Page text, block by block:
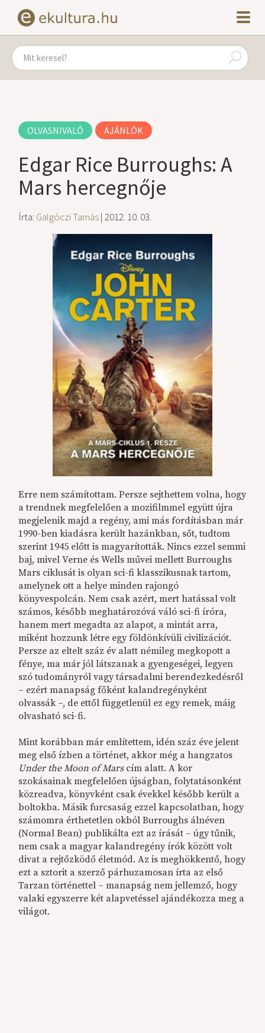
OLVASNIVALÓ AJÁNLÓK
Edgar Rice Burroughs: A
Mars hercegnője
Írta: Galgóczi Tamás| 2012. 10. 03.
Erre nem számítottam. Persze sejthettem volna, hogy
a trendnek megfelelően a mozifilmmel együtt újra
megjelenik majd a regény, ami más fordításban már
1990-ben kiadásra került hazánkban, sőt, tudtom
szerint 1945 előtt is magyarították. Nincs ezzel semmi
baj, mivel Verne és Wells művei mellett Burroughs
Mars ciklusát is olyan sci-fi klasszikusnak tartom,
amelynek ott a helye minden rajongó
könyvespolcán. Nem csak azért, mert hatással volt
számos, később meghatározóvá váló sci-fi íróra,
hanem mert megadta az alapot, a mintát arra,
miként hozzunk létre egy földönkívüli civilizációt.
Persze az eltelt száz év alatt némileg megkopott a
fénye, ma már jól látszanak a gyengeségei, legyen
szó tudományról vagy társadalmi berendezkedésről
– ezért manapság főként kalandregényként
olvassák –, de ettől függetlenül ez egy remek, máig
olvasható sci-fi.
Mint korábban már említettem, idén száz éve jelent
meg első ízben a történet, akkor még a hangzatos
Under the Moon of Marscím alatt. A kor
szokásainak megfelelően újságban, folytatásonként
közreadva, könyvként csak évekkel később került a
boltokba. Másik furcsaság ezzel kapcsolatban, hogy
számomra érthetetlen okból Burroughs álnéven
(Normal Bean) publikálta ezt az írását – úgy tűnik,
nem csak a magyar kalandregény írók között volt
divat a rejtőzködő életmód. Az is meghökkentő, hogy
ezt a sztorit a szerző párhuzamosan írta az első
Tarzan történettel – manapság nem jellemző, hogy
valaki egyszerre két alapvetéssel ajándékozza meg a
világot.